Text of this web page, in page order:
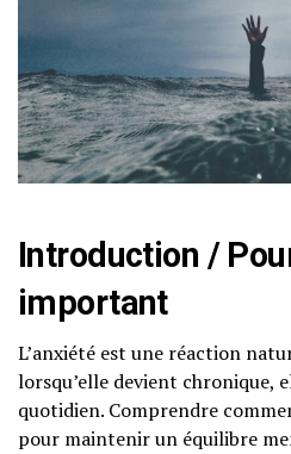
Introduction /
important
L’anxiété est une réaction
lorsqu’elle devient
quotidien. Comprendre
pour maintenir un équilibre